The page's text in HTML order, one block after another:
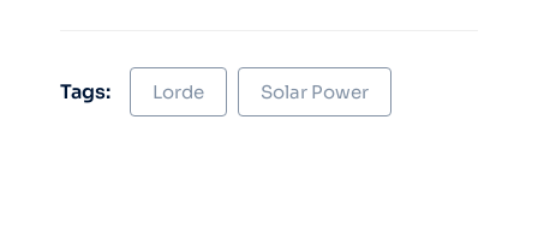
Tags: Lorde Solar Power